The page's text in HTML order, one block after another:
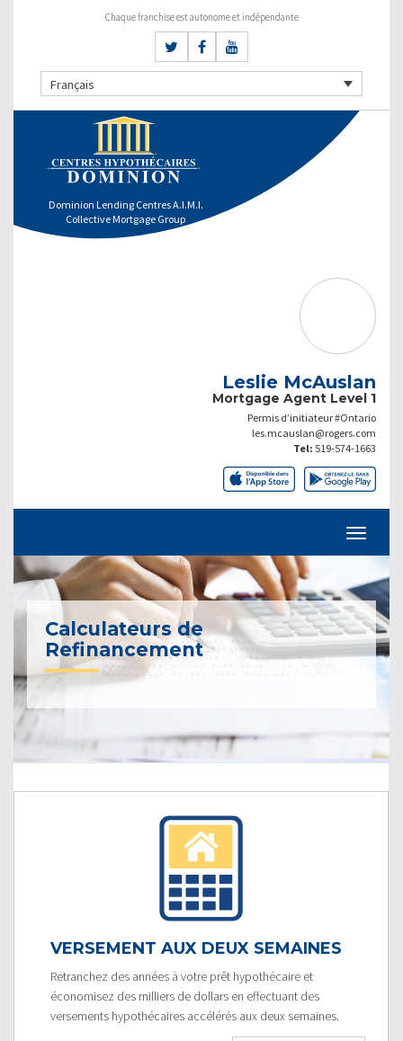
Chaque franchise est autonome et indépendante
Français
Dominion Lending Centres A.I.M.I.
Collective Mortgage Group
Leslie McAuslan
Mortgage Agent Level 1
Permis d’initiateur #Ontario
les.mcauslan@rogers.com
Tel: 519-574-1663
Calculateurs de
Refinancement
VERSEMENT AUX DEUX SEMAINES
Retranchez des années à votre prêt hypothécaire et
économisez des milliers de dollars en effectuant des
versements hypothécaires accélérés aux deux semaines.